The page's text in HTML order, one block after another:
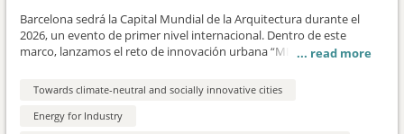
Barcelona sedrá la Capital Mundial de la Arquitectura durante el
2026, un evento de primer nivel internacional. Dentro de este
marco, lanzamos el reto de innovación urbana “MINERAL.
Ayuntamiento de Barcelona, Barcelona d’Infraestructures
Municipals (BIMSA), Fundación BIT Habitat, Fundación Mies van
der Rohe, Diputación de Barcelona (DIBA) y la UIA. El reto se
Towards climate-neutral and socially innovative cities
Energy for Industry